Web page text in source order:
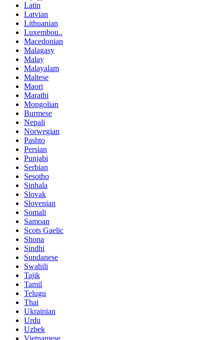
Latin
Latvian
Lithuanian
Luxembou..
Macedonian
Malagasy
Malay
Malayalam
Maltese
Maori
Marathi
Mongolian
Burmese
Nepali
Norwegian
Pashto
Persian
Punjabi
Serbian
Sesotho
Sinhala
Slovak
Slovenian
Somali
Samoan
Scots Gaelic
Shona
Sindhi
Sundanese
Swahili
Tajik
Tamil
Telugu
Thai
Ukrainian
Urdu
Uzbek
Vietnamese